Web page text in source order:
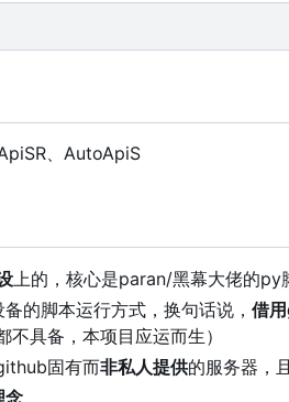
、AutoApiS
上的，核心是paran/黑幕大佬的py
的脚本运行方式，换句话说， 借
具备，本项目应运而生）
固有而非私人提供的服务器，
念。